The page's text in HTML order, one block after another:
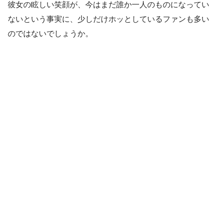
彼女の眩しい笑顔が、今はまだ誰か一人のものになってい
ないという事実に、少しだけホッとしているファンも多い
のではないでしょうか。